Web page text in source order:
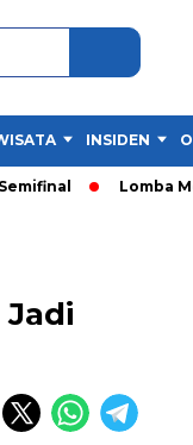
INSIDEN
Lomba Mewarnai